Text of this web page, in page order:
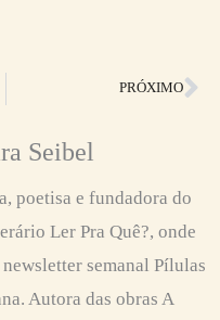
PRÓXIMO
Seibel
poetisa e fundadora do
Ler Pra Quê?, onde
newsletter semanal Pílulas
Autora das obras A